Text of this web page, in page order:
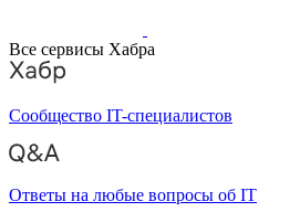
Все сервисы Хабра
Сообщество IT-специалистов
Ответы на любые вопросы об IT